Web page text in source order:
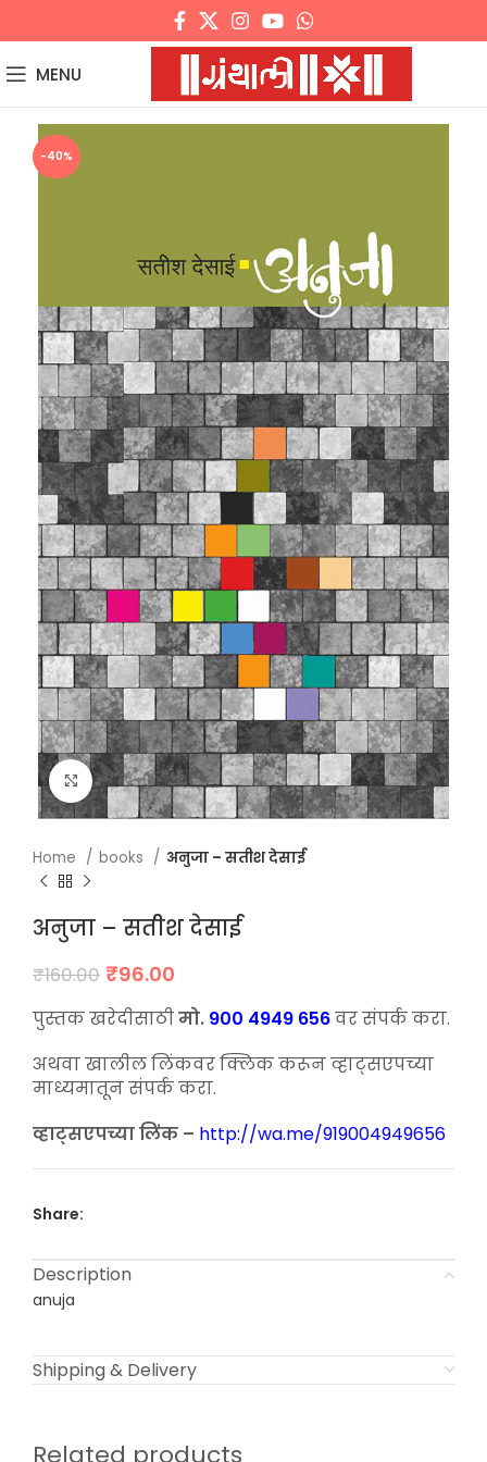
MENU
-40%
Click to enlarge
Home books अनुजा – सतीश देसाई
अनुजा – सतीश देसाई
₹160.00 Original
was:
₹96.00
is:
पुस्तक खरेदीसाठीमो. 900 4949 656वर संपर्क करा.
अथवा खालील लिंकवर क्लिक करून व्हाट्सएपच्या
माध्यमातून संपर्क करा.
व्हाट्सएपच्या लिंक – http://wa.me/919004949656
Share:
Description
anuja
Shipping & Delivery
Related products